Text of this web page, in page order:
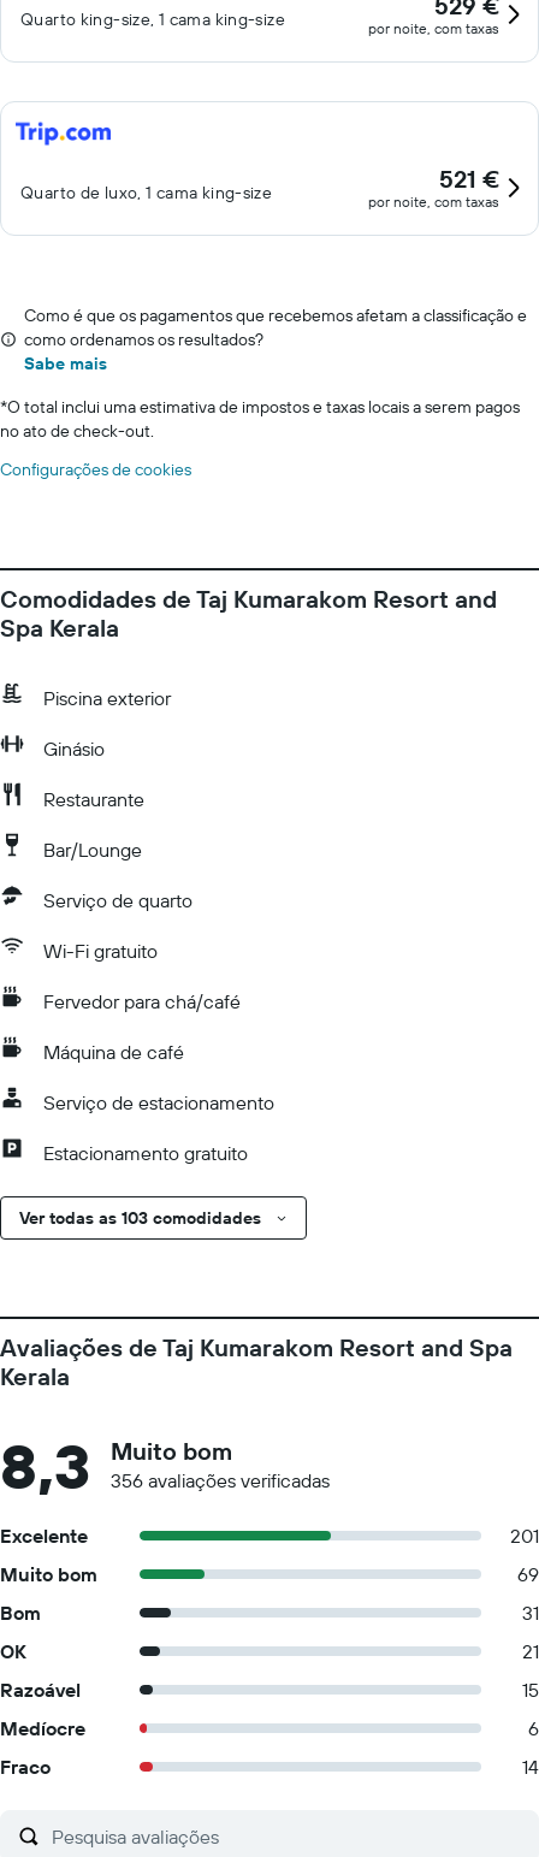
Quarto king-size, 1 cama king-size por noite, com taxas
Quarto de luxo, 1 cama king-size 521 €
por noite, com taxas
Como é que os pagamentos que recebemos afetam a classificação e
como ordenamos os resultados?
Sabe mais
*O total inclui uma estimativa de impostos e taxas locais a serem pagos
no ato de check-out.
Configurações de cookies
Comodidades de Taj Kumarakom Resort and
Spa Kerala
Piscina exterior
Ginásio
Restaurante
Bar/Lounge
Serviço de quarto
Wi-Fi gratuito
Fervedor para chá/café
Máquina de café
Serviço de estacionamento
Estacionamento gratuito
Ver todas as 103 comodidades
Avaliações de Taj Kumarakom Resort and Spa
Kerala
8,3 Muito bom
356 avaliações verificadas
Excelente
201
Muito bom
69
Bom
31
OK
21
Razoável
15
Medíocre
6
Fraco
14